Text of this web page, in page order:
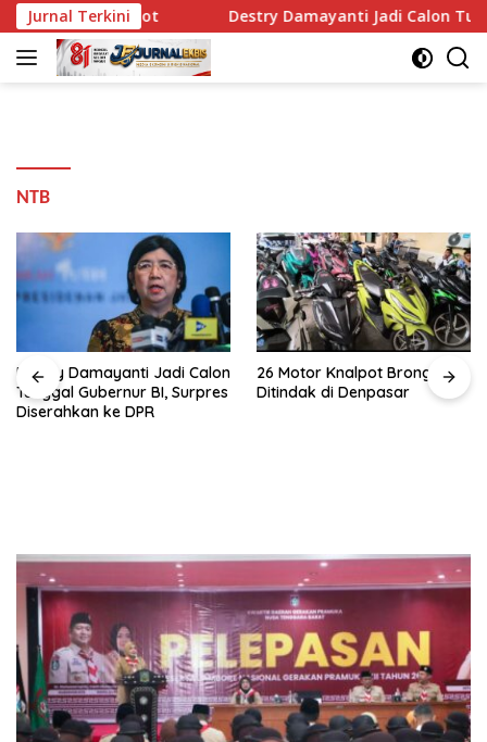
Langsung
ke
konten
Jurnal Terkini
3.400 Slot Destry Damayanti Jadi Calon Tunggal
NTB
Destry Damayanti Jadi Calon
Tunggal Gubernur BI, Surpres
Diserahkan ke DPR
26 Motor Knalpot Brong
Ditindak di Denpasar